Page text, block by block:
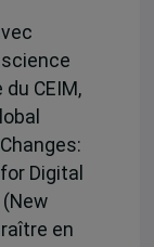
CEIM,
Digital
en